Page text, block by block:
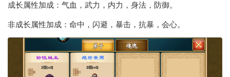
成长属性加成：气血，武力，内力，身法，防御。
非成长属性加成：命中，闪避，暴击，抗暴，会心。